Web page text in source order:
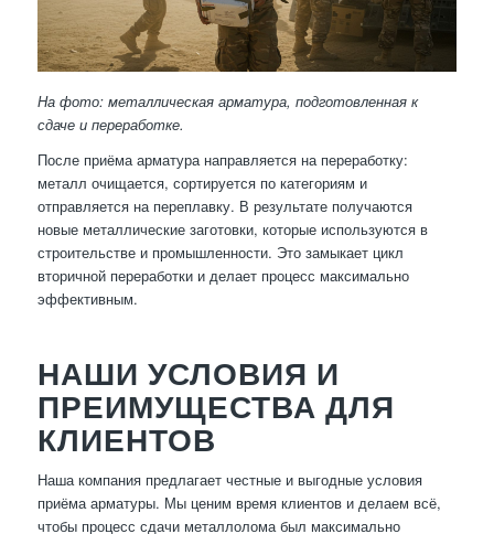
На фото: металлическая арматура, подготовленная к
сдаче и переработке.
После приёма арматура направляется на переработку:
металл очищается, сортируется по категориям и
отправляется на переплавку. В результате получаются
новые металлические заготовки, которые используются в
строительстве и промышленности. Это замыкает цикл
вторичной переработки и делает процесс максимально
эффективным.
НАШИ УСЛОВИЯ И
ПРЕИМУЩЕСТВА ДЛЯ
КЛИЕНТОВ
Наша компания предлагает честные и выгодные условия
приёма арматуры. Мы ценим время клиентов и делаем всё,
чтобы процесс сдачи металлолома был максимально